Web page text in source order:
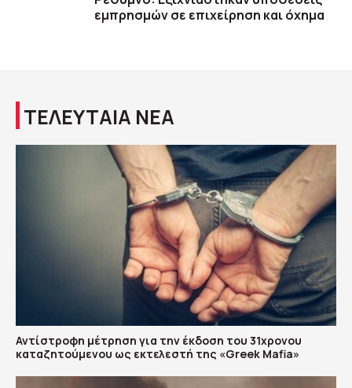
εμπρησμών σε επιχείρηση και όχημα
ΤΕΛΕΥΤΑΙΑ ΝΕΑ
Αντίστροφη μέτρηση για την έκδοση του 31χρονου
καταζητούμενου ως εκτελεστή της «Greek Mafia»